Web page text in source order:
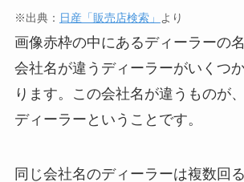
※出典： 日産「販売店検索」 より
画像赤枠の中にあるディーラーの
会社名が違うディーラーがいくつ
ります。この会社名が違うものが
ディーラーということです。
同じ会社名のディーラーは複数回